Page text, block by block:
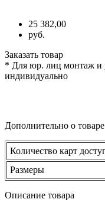
25 382,00
руб.
Заказать товар
* Для юр. лиц монтаж и
индивидуально
Дополнительно о товаре
Количество карт
Размеры
Описание товара